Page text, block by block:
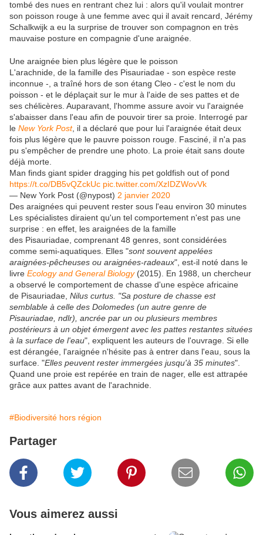
tombé des nues en rentrant chez lui : alors qu'il voulait montrer
son poisson rouge à une femme avec qui il avait rencard, Jérémy
Schalkwijk a eu la surprise de trouver son compagnon en très
mauvaise posture en compagnie d'une araignée.
Une araignée bien plus légère que le poisson
L'arachnide, de la famille des Pisauriadae - son espèce reste
inconnue -, a traîné hors de son étang Cleo - c'est le nom du
poisson - et le déplaçait sur le mur à l'aide de ses pattes et de
ses chélicères. Auparavant, l'homme assure avoir vu l'araignée
s'abaisser dans l'eau afin de pouvoir tirer sa proie. Interrogé par
le New York Post, il a déclaré que pour lui l'araignée était deux
fois plus légère que le pauvre poisson rouge. Fasciné, il n'a pas
pu s'empêcher de prendre une photo. La proie était sans doute
déjà morte.
Man finds giant spider dragging his pet goldfish out of pond
https://t.co/DB5vQZckUc pic.twitter.com/XzIDZWovVk
— New York Post (@nypost) 2 janvier 2020
Des araignées qui peuvent rester sous l'eau environ 30 minutes
Les spécialistes diraient qu'un tel comportement n'est pas une
surprise : en effet, les araignées de la famille
des Pisauriadae, comprenant 48 genres, sont considérées
comme semi-aquatiques. Elles "sont souvent appelées
araignées-pêcheuses ou araignées-radeaux", est-il noté dans le
livre Ecology and General Biology(2015). En 1988, un chercheur
a observé le comportement de chasse d'une espèce africaine
de Pisauriadae, Nilus curtus. "Sa posture de chasse est
semblable à celle des Dolomedes (un autre genre de
Pisauriadae, ndlr), ancrée par un ou plusieurs membres
postérieurs à un objet émergent avec les pattes restantes situées
à la surface de l'eau", expliquent les auteurs de l'ouvrage. Si elle
est dérangée, l'araignée n'hésite pas à entrer dans l'eau, sous la
surface. "Elles peuvent rester immergées jusqu'à 35 minutes".
Quand une proie est repérée en train de nager, elle est attrapée
grâce aux pattes avant de l'arachnide.
#Biodiversité hors région
Partager
Vous aimerez aussi